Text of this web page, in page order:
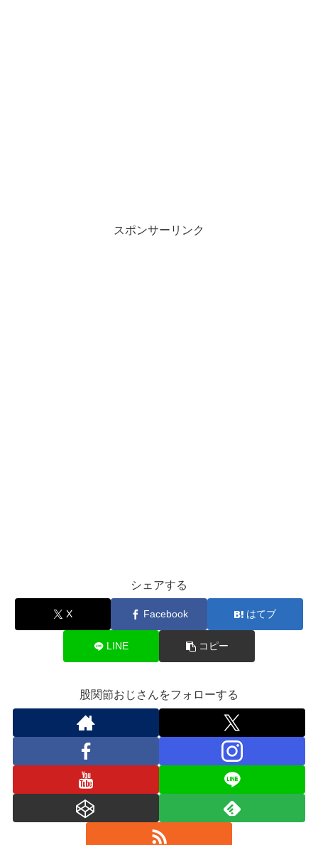
スポンサーリンク
シェアする
X Facebook はてブ
LINE コピー
股関節おじさんをフォローする